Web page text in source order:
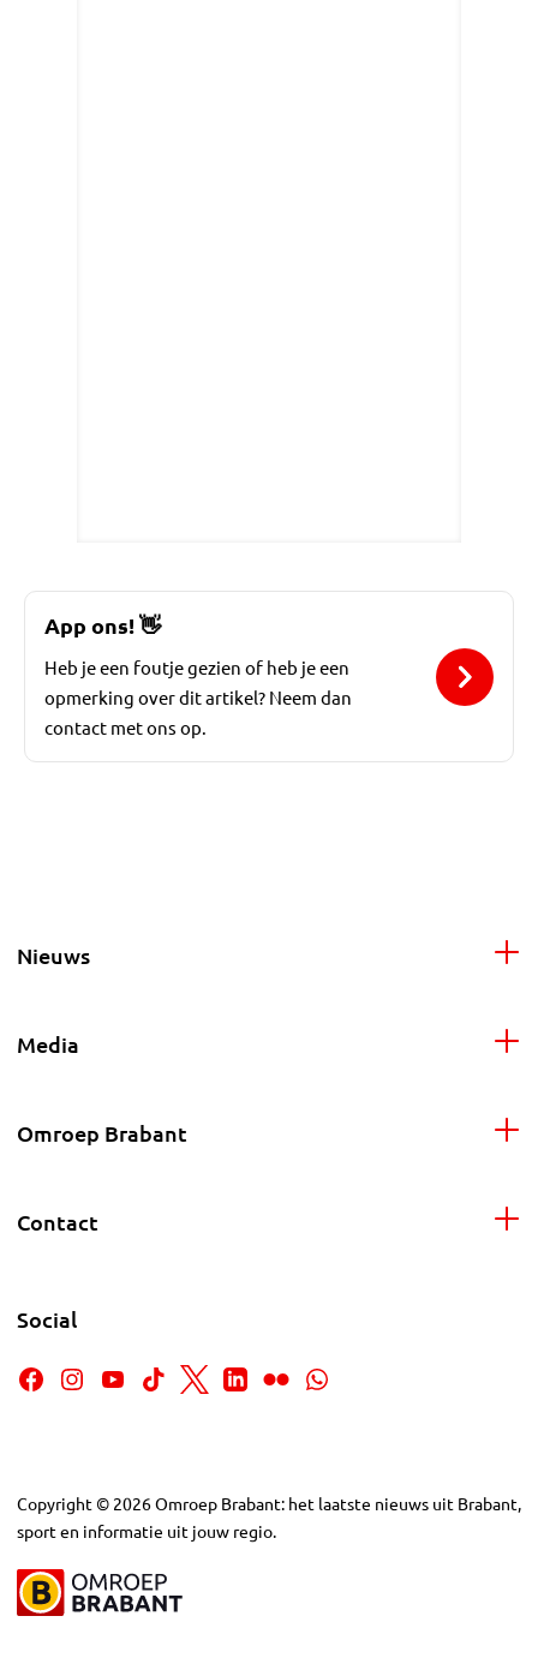
App ons!👋
Heb je een foutje gezien of heb je een
opmerking over dit artikel? Neem dan
contact met ons op.
Nieuws
Media
Omroep Brabant
Contact
Social
Copyright © 2026Omroep Brabant: het laatste nieuws uit Brabant,
sport en informatie uit jouw regio.